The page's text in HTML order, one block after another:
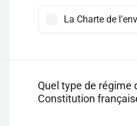
La Charte de
Quel type de régime
Constitution